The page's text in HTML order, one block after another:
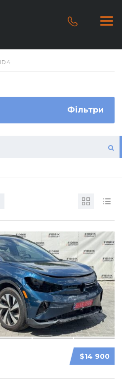
ID.4
Фільтри
$14 900